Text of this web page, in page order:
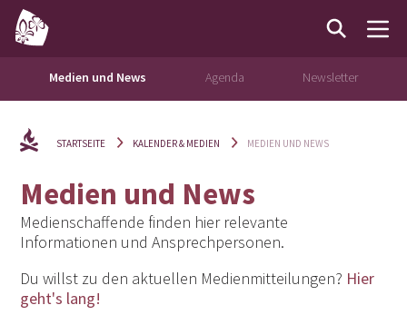
Medien und News Agenda Newsletter
STARTSEITE KALENDER & MEDIEN MEDIEN UND NEWS
Medien und News
Medienschaffende finden hier relevante
Informationen und Ansprechpersonen.
Du willst zu den aktuellen Medienmitteilungen? Hier
geht's lang!